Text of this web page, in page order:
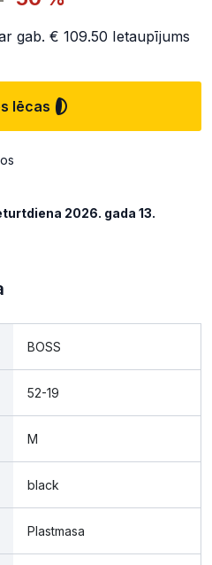
gab. € 109.50 Ietaupījums
lēcas
2026. gada 13.
BOSS
52-19
M
black
Plastmasa